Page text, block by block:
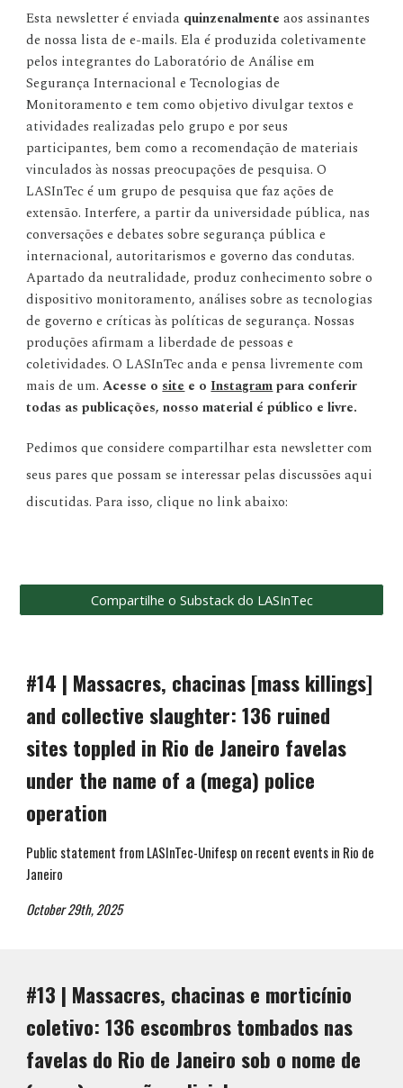
Esta newsletter é enviada quinzenalmente aos assinantes
de nossa lista de e-mails. Ela é produzida coletivamente
pelos integrantes do Laboratório de Análise em
Segurança Internacional e Tecnologias de
Monitoramento e tem como objetivo divulgar textos e
atividades realizadas pelo grupo e por seus
participantes, bem como a recomendação de materiais
vinculados às nossas preocupações de pesquisa. O
LASInTec é um grupo de pesquisa que faz ações de
extensão. Interfere, a partir da universidade pública, nas
conversações e debates sobre segurança pública e
internacional, autoritarismos e governo das condutas.
Apartado da neutralidade, produz conhecimento sobre o
dispositivo monitoramento, análises sobre as tecnologias
de governo e críticas às políticas de segurança. Nossas
produções afirmam a liberdade de pessoas e
coletividades. O LASInTec anda e pensa livremente com
mais de um.Acesse ositee oInstagrampara conferir
todas as publicações, nosso material é público e livre.
Pedimos que considere compartilhar esta newsletter com
seus pares que possam se interessar pelas discussões aqui
discutidas. Para isso, clique no link abaixo:
Compartilhe o Substack do LASInTec
#14 | Massacres, chacinas [mass killings]
and collective slaughter: 136 ruined
sites toppled in Rio de Janeiro favelas
under the name of a (mega) police
operation
Public statement from LASInTec-Unifesp on recent events in Rio de
Janeiro
October 29th, 2025
#13 | Massacres, chacinas e morticínio
coletivo: 136 escombros tombados nas
favelas do Rio de Janeiro sob o nome de